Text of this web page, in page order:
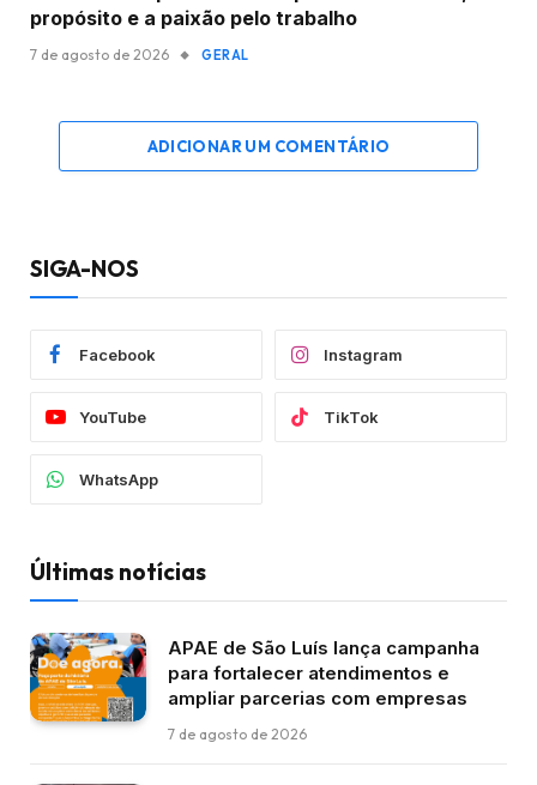
propósito e a paixão pelo trabalho
7 de agosto de 2026 GERAL
ADICIONAR UM COMENTÁRIO
SIGA-NOS
Facebook Instagram
YouTube TikTok
WhatsApp
Últimas notícias
APAE de São Luís lança campanha
para fortalecer atendimentos e
ampliar parcerias com empresas
7 de agosto de 2026